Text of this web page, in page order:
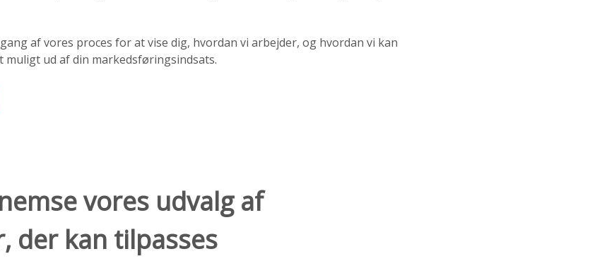
af vores proces for at vise dig, hvordan vi arbejder, og hvordan vi kan
muligt ud af din markedsføringsindsats.
vores udvalg af
der kan tilpasses